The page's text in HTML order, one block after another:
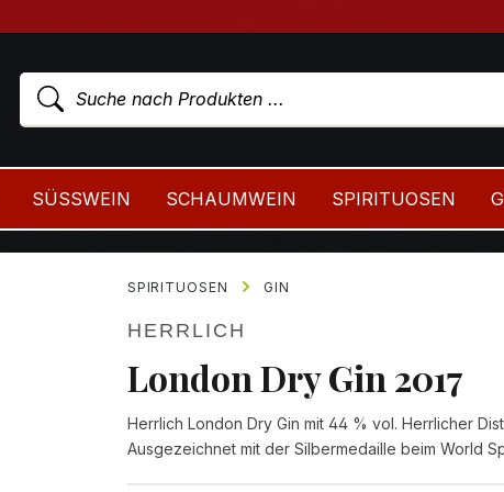
SÜSSWEIN SCHAUMWEIN SPIRITUOSEN
SPIRITUOSEN GIN
HERRLICH
London Dry Gin 2017
Herrlich London Dry Gin mit 44 % vol. Herrlicher
Ausgezeichnet mit der Silbermedaille beim World